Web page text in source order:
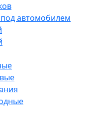
автомобилем